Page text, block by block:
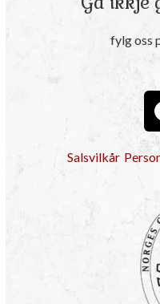
fylg oss
Salsvilkår